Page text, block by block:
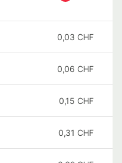
0,03 CHF
0,06 CHF
0,15 CHF
0,31 CHF